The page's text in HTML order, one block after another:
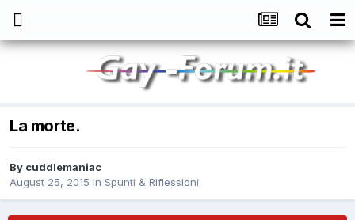
La morte.
By cuddlemaniac
August 25, 2015 in Spunti & Riflessioni